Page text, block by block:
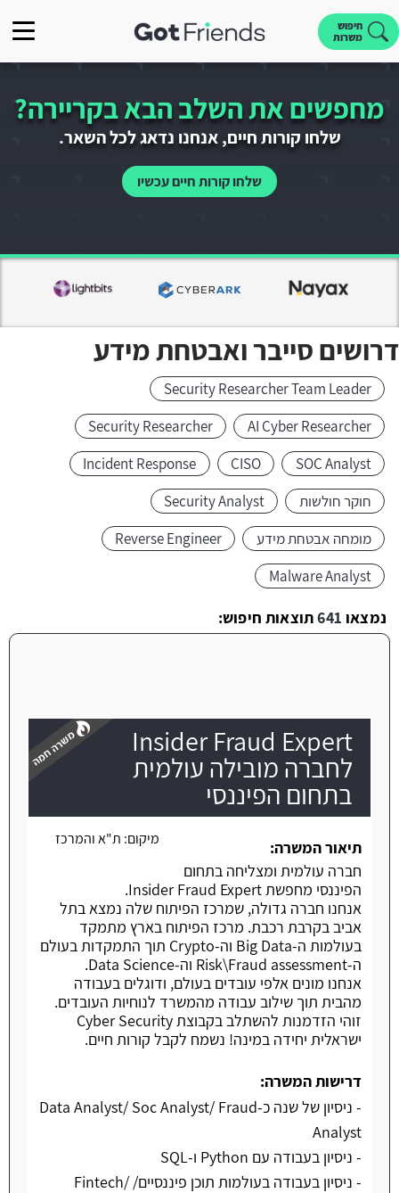
חיפוש
משרות
מחפשים את השלב הבא בקריירה?
שלחו קורות חיים, אנחנו נדאג לכל השאר.
שלחו קורות חיים עכשיו
דרושים סייבר ואבטחת מידע
Security Researcher Team Leader
AI Cyber Researcher
Security Researcher
SOC Analyst
CISO
Incident Response
חוקר חולשות
Security Analyst
מומחה אבטחת מידע
Reverse Engineer
Malware Analyst
נמצאו 641תוצאות חיפוש:
Insider Fraud Expert
לחברה מובילה עולמית
בתחום הפיננסי
משרה חמה
מיקום: ת"א והמרכז
תיאור המשרה:
חברה עולמית ומצליחה בתחום
הפיננסי מחפשת Insider Fraud Expert.
אנחנו חברה גדולה, שמרכז הפיתוח שלה נמצא בתל
אביב בקרבת רכבת. מרכז הפיתוח בארץ מתמקד
בעולמות ה-Big Data וה-Crypto תוך התמקדות בעולם
ה-Risk\Fraud assessment וה-Data Science.
אנחנו מונים אלפי עובדים בעולם, ודוגלים בעבודה
מהבית תוך שילוב עבודה מהמשרד לנוחיות העובדים.
זוהי הזדמנות להשתלב בקבוצת Cyber Security
ישראלית יחידה במינה! נשמח לקבל קורות חיים.
דרישות המשרה:
- ניסיון של שנה כ-Data Analyst/ Soc Analyst/ Fraud
Analyst
- ניסיון בעבודה עם Python ו-SQL
- ניסיון בעבודה בעולמות תוכן פיננסיים/ Fintech/